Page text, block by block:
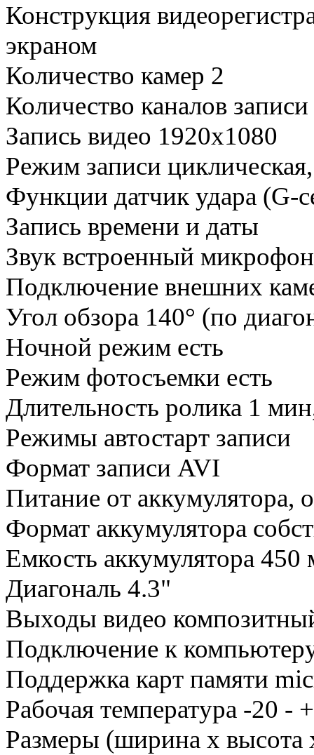
Конструкция
экраном
Количество камер 2
Количество каналов
Запись видео 1920x1080
Режим записи
Функции датчик удара (G-
Запись времени и даты
Звук встроенный
Подключение внешних
Угол обзора 140° (по
Ночной режим есть
Режим фотосъемки есть
Длительность ролика 1
Режимы автостарт записи
Формат записи AVI
Питание от аккумулятора,
Формат аккумулятора
Емкость аккумулятора
Диагональ 4.3"
Выходы видео
Подключение к
Поддержка карт памяти
Рабочая температура -20 -
Размеры (ширина x